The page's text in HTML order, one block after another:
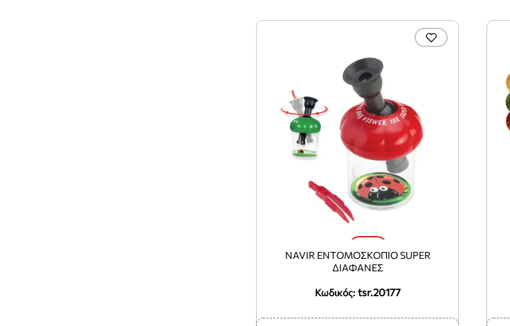
Κωδικός: tsr.20177
NAVIR ΕΝΤΟΜΟΣΚΌΠΙΟ SUPER
ΔΙΑΦΑΝΈΣ